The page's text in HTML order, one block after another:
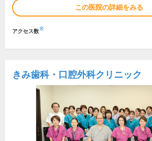
この医院の詳細をみる
アクセス数※
きみ歯科・口腔外科クリニック